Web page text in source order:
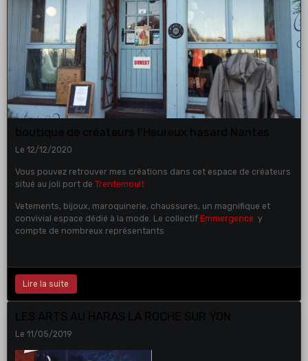
Le 12/12/2020
Vous pouvez retrouver mes créations dans cet espace de créateurs
situé au joli port de Trentemoult
Vetements, bijoux, maroquinerie, chaussures, un magnifique et
convivial espace dédié à la mode. Le collectif Emmergence y
compte de nombreux représentants
Lire la suite
Le 11/05/2019